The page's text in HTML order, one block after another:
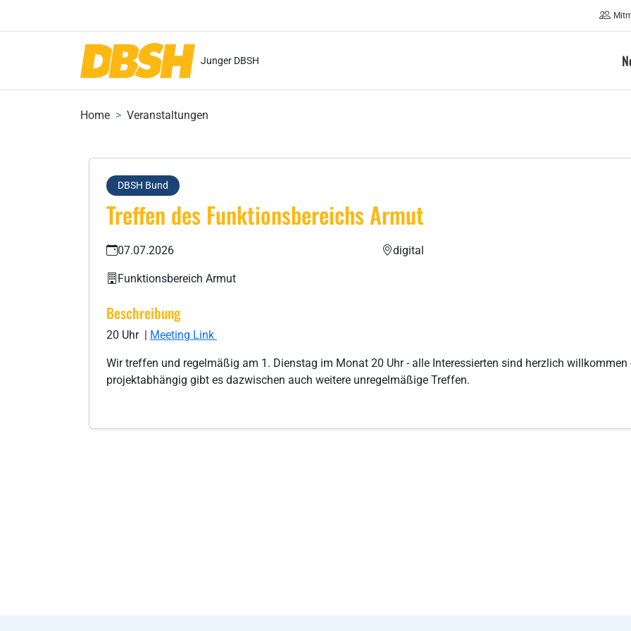
Junger DBSH
Home Veranstaltungen
DBSH Bund
Treffen des Funktionsbereichs Armut
07.07.2026 digital
Funktionsbereich Armut
Beschreibung
20 Uhr | Meeting Link
Wir treffen und regelmäßig am 1. Dienstag im Monat 20 Uhr - alle Interessierten sind herzlich willkommen
projektabhängig gibt es dazwischen auch weitere unregelmäßige Treffen.